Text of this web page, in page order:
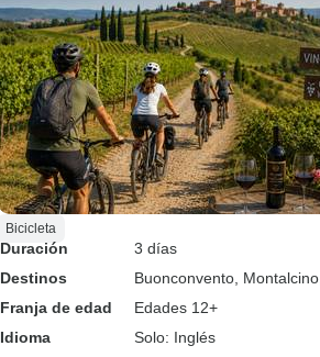
Bicicleta
Duración
3 días
Destinos
Buonconvento , Montalcino
Franja de edad
Edades 12+
Idioma
Solo: Inglés